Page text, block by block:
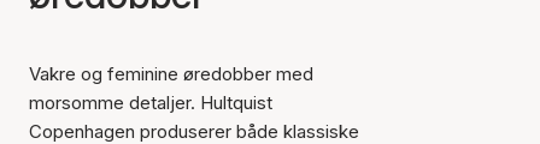
Vakre og feminine øredobber med
morsomme detaljer. Hultquist
Copenhagen produserer både klassiske